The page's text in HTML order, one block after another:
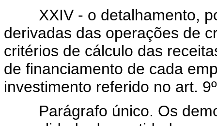
XXIV - o detalhamento,
derivadas das operações de
critérios de cálculo das
de financiamento de cada
investimento referido no art.
Parágrafo único. Os